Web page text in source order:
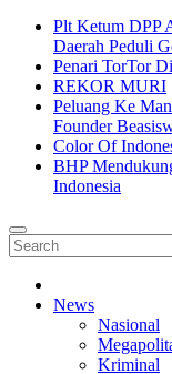
Plt Ketum DPP
Daerah Peduli
Penari TorTor
REKOR MURI
Peluang Ke
Founder
Color Of
BHP
Indonesia
News
Nasional
Kriminal